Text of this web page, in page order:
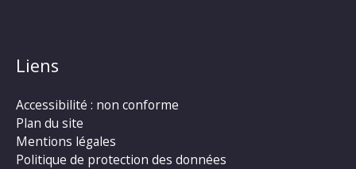
Liens
Accessibilité : non conforme
Plan du site
Mentions légales
Politique de protection des données